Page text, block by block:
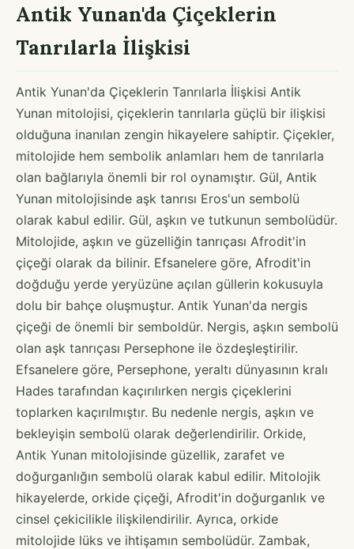
Antik Yunan'da Çiçeklerin
Tanrılarla İlişkisi
Antik Yunan'da Çiçeklerin Tanrılarla İlişkisi Antik
Yunan mitolojisi, çiçeklerin tanrılarla güçlü bir ilişkisi
olduğuna inanılan zengin hikayelere sahiptir. Çiçekler,
mitolojide hem sembolik anlamları hem de tanrılarla
olan bağlarıyla önemli bir rol oynamıştır. Gül, Antik
Yunan mitolojisinde aşk tanrısı Eros'un sembolü
olarak kabul edilir. Gül, aşkın ve tutkunun sembolüdür.
Mitolojide, aşkın ve güzelliğin tanrıçası Afrodit'in
çiçeği olarak da bilinir. Efsanelere göre, Afrodit'in
doğduğu yerde yeryüzüne açılan güllerin kokusuyla
dolu bir bahçe oluşmuştur. Antik Yunan'da nergis
çiçeği de önemli bir semboldür. Nergis, aşkın sembolü
olan aşk tanrıçası Persephone ile özdeşleştirilir.
Efsanelere göre, Persephone, yeraltı dünyasının kralı
Hades tarafından kaçırılırken nergis çiçeklerini
toplarken kaçırılmıştır. Bu nedenle nergis, aşkın ve
bekleyişin sembolü olarak değerlendirilir. Orkide,
Antik Yunan mitolojisinde güzellik, zarafet ve
doğurganlığın sembolü olarak kabul edilir. Mitolojik
hikayelerde, orkide çiçeği, Afrodit'in doğurganlık ve
cinsel çekicilikle ilişkilendirilir. Ayrıca, orkide
mitolojide lüks ve ihtişamın sembolüdür. Zambak,